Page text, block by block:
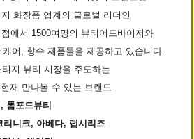
화장품 업계의 글로벌 리더인
에서 1500여명의 뷰티어드바이저와
어, 향수 제품들을 제공하고 있습니다.
지 뷰티 시장을 주도하는
재 만나볼 수 있는 브랜드
톰포드뷰티
니크, 아베다, 랩시리즈